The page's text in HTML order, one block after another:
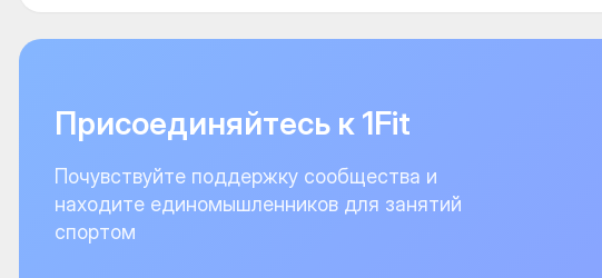
Присоединяйтесь к 1Fit
Почувствуйте поддержку сообщества и
находите единомышленников для занятий
спортом